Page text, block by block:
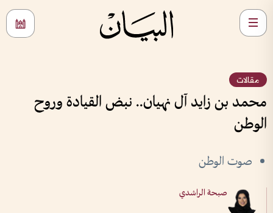
مقالات
محمد بن زايد آل نهيان.. نبض القيادة وروح
الوطن
صوت الوطن
صبحة الراشدي